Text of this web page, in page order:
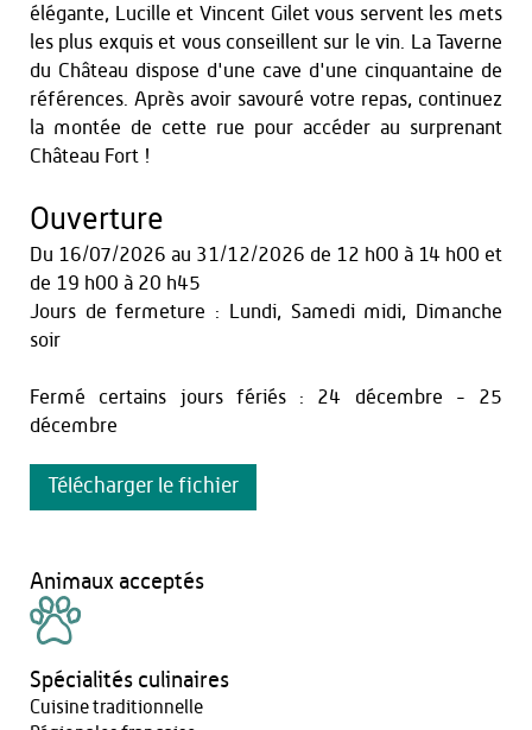
élégante, Lucille et Vincent Gilet vous servent les mets
les plus exquis et vous conseillent sur le vin. La Taverne
du Château dispose d'une cave d'une cinquantaine de
références. Après avoir savouré votre repas, continuez
la montée de cette rue pour accéder au surprenant
Château Fort !
Ouverture
Du 16/07/2026 au 31/12/2026 de 12 h00 à 14 h00 et
de 19 h00 à 20 h45
Jours de fermeture : Lundi, Samedi midi, Dimanche
soir
Fermé certains jours fériés : 24 décembre - 25
décembre
Télécharger le fichier
Animaux acceptés
Spécialités culinaires
Cuisine traditionnelle